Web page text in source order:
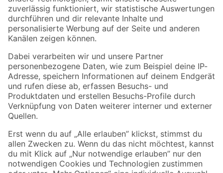
Zur Newsletter Anmeldung
Folge uns
Zahlungsarten Versandarten
Sicher einkaufen
Jetzt die toom-App herunterladen